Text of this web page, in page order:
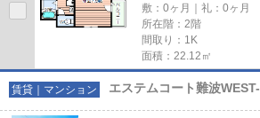
敷：0ヶ月｜礼：0ヶ月
所在階：2階
間取り：1K
面積：22.12㎡
賃貸｜マンション エステムコート難波